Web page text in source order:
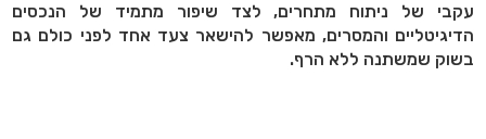
עקבי של ניתוח מתחרים, לצד שיפור מתמיד של הנכסים
הדיגיטליים והמסרים, מאפשר להישאר צעד אחד לפני כולם גם
בשוק שמשתנה ללא הרף.